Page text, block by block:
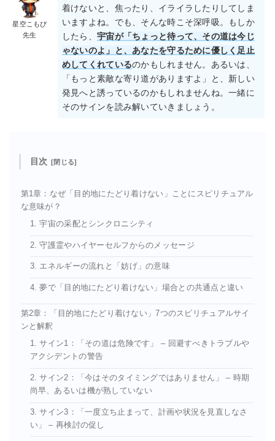
星空こもぴ
先生
着けないと、焦ったり、イライラしたりしてしま
いますよね。でも、そんな時こそ深呼吸。もしか
したら、 宇宙が「ちょっと待って、その道は今じ
ゃないのよ」と、あなたを守るために優しく足止
めしてくれているのかもしれません。あるいは、
「もっと素敵な寄り道がありますよ」と、新しい
発見へと誘っているのかもしれませんね。一緒に
そのサインを読み解いていきましょう。
目次
第1章：なぜ「目的地にたどり着けない」ことにスピリチュアル
な意味が？
1. 宇宙の采配とシンクロニシティ
2. 守護霊やハイヤーセルフからのメッセージ
3. エネルギーの流れと「妨げ」の意味
4. 夢で「目的地にたどり着けない」場合との共通点と違い
第2章：「目的地にたどり着けない」7つのスピリチュアルサイ
ンと解釈
1. サイン1：「その道は危険です」 – 回避すべきトラブルや
アクシデントの警告
2. サイン2：「今はそのタイミングではありません」 – 時期
尚早、あるいは機が熟していない
3. サイン3：「一度立ち止まって、計画や状況を見直しなさ
い」 – 再検討の促し